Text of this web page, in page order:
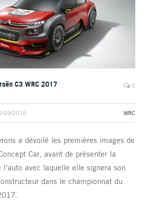
C3 WRC 2017 0
09/2016 WRC
a dévoilé les premières images de
Car, avant de présenter la
avec laquelle elle signera son
dans le championnat du